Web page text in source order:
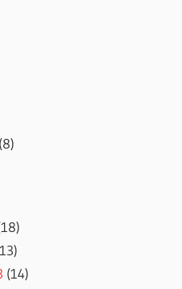
(8)
(14)